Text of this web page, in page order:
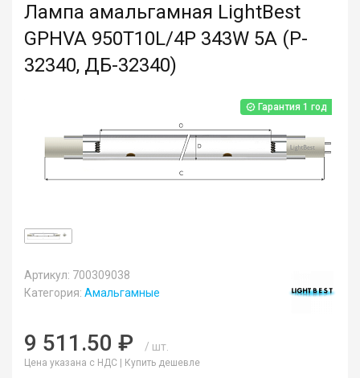
Лампа амальгамная LightBest
GPHVA 950T10L/4P 343W 5A (P-
32340, ДБ-32340)
Гарантия 1 год
Артикул: 700309038
Категория: Амальгамные
9 511.50 ₽ / шт.
Цена указана с НДС | Купить дешевле